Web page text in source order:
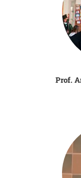
Prof.